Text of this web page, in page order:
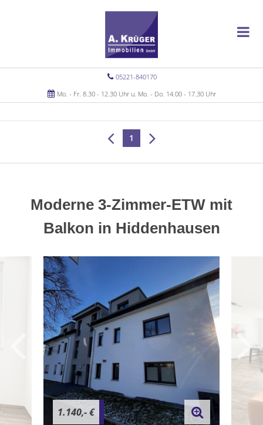
05221-840170
Mo. - Fr. 8.30 - 12.30 Uhr u. Mo. - Do. 14.00 - 17.30 Uhr
1
Moderne 3-Zimmer-ETW mit
Balkon in Hiddenhausen
1.140,- €